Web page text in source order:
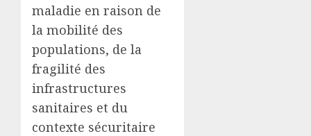
maladie en raison de
la mobilité des
populations, de la
fragilité des
infrastructures
sanitaires et du
contexte sécuritaire